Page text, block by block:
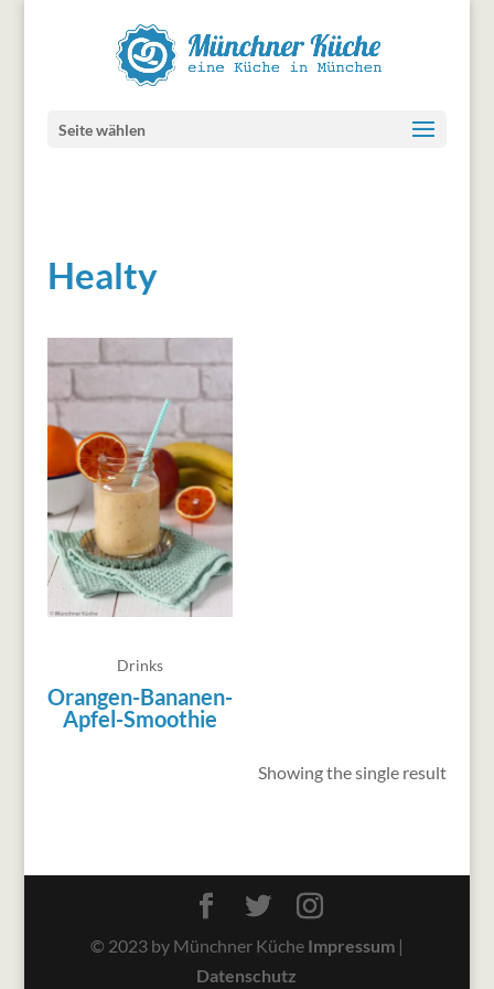
Seite wählen
Healty
Drinks
Orangen-Bananen-
Apfel-Smoothie
Showing the single result
© 2023 by Münchner Küche Impressum|
Datenschutz